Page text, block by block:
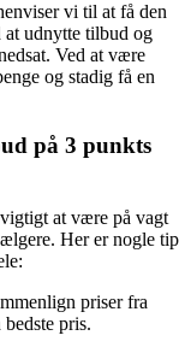
vi til at få den
at udnytte tilbud og
Ved at være
og stadig få en
på 3 punkts
at være på vagt
Her er nogle tip
priser fra
pris.